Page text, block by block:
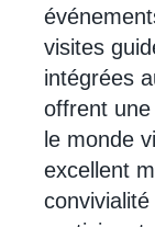
visites
intégrées
offrent une
le monde
excellent